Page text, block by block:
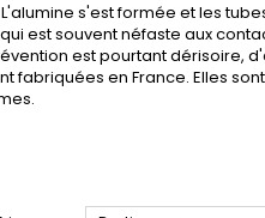
s'est formée et les
est souvent néfaste aux
est pourtant dérisoire,
fabriquées en France. Elles